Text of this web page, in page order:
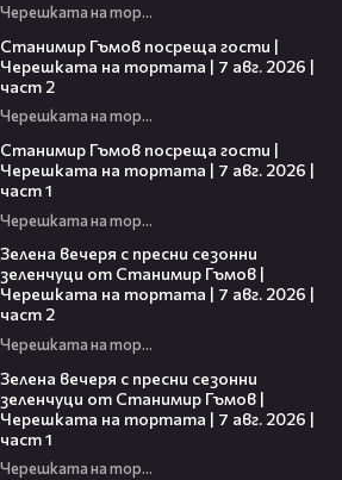
Черешката на тортата
Станимир Гъмов посреща гости |
Черешката на тортата | 7 авг. 2026 |
част 2
Черешката на тортата
Станимир Гъмов посреща гости |
Черешката на тортата | 7 авг. 2026 |
част 1
Черешката на тортата
Зелена вечеря с пресни сезонни
зеленчуци от Станимир Гъмов |
Черешката на тортата | 7 авг. 2026 |
част 2
Черешката на тортата
Зелена вечеря с пресни сезонни
зеленчуци от Станимир Гъмов |
Черешката на тортата | 7 авг. 2026 |
част 1
Черешката на тортата